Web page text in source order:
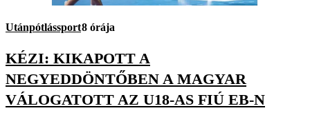
Utánpótlássport8 órája
KÉZI: KIKAPOTT A
NEGYEDDÖNTŐBEN A MAGYAR
VÁLOGATOTT AZ U18-AS FIÚ EB-N